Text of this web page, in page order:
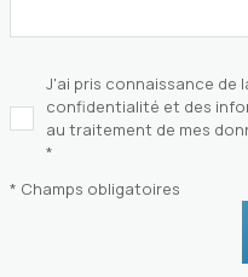
J'ai pris connaissance de
confidentialité et des
au traitement de mes
*
* Champs obligatoires